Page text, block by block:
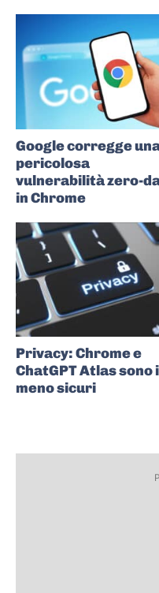
Google corregge
pericolosa
vulnerabilità zero-
in Chrome
Privacy: Chrome e
ChatGPT Atlas sono i
meno sicuri